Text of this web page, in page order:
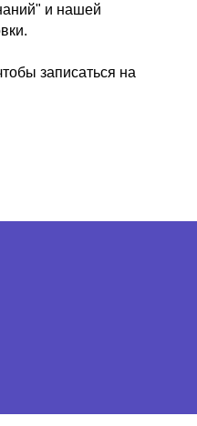
и нашей
записаться на